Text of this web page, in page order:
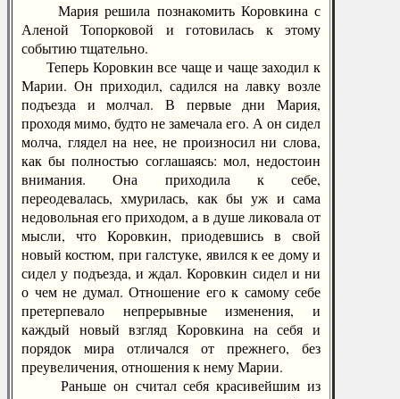
Мария решила познакомить Коровкина с
Аленой Топорковой и готовилась к этому
событию тщательно.
Теперь Коровкин все чаще и чаще заходил к
Марии. Он приходил, садился на лавку возле
подъезда и молчал. В первые дни Мария,
проходя мимо, будто не замечала его. А он сидел
молча, глядел на нее, не произносил ни слова,
как бы полностью соглашаясь: мол, недостоин
внимания. Она приходила к себе,
переодевалась, хмурилась, как бы уж и сама
недовольная его приходом, а в душе ликовала от
мысли, что Коровкин, приодевшись в свой
новый костюм, при галстуке, явился к ее дому и
сидел у подъезда, и ждал. Коровкин сидел и ни
о чем не думал. Отношение его к самому себе
претерпевало непрерывные изменения, и
каждый новый взгляд Коровкина на себя и
порядок мира отличался от прежнего, без
преувеличения, отношения к нему Марии.
Раньше он считал себя красивейшим из